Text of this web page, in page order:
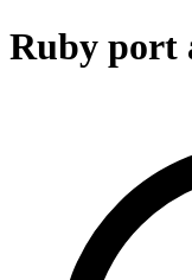
Ruby port